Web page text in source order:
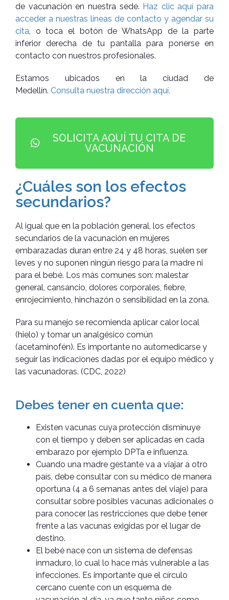
de vacunación en nuestra sede. Haz clic aquí para
acceder a nuestras líneas de contacto y agendar su
cita, o toca el botón de WhatsApp de la parte
inferior derecha de tu pantalla para ponerse en
contacto con nuestros profesionales.
Estamos ubicados en la ciudad de
Medellín. Consulta nuestra dirección aquí.
SOLICITA AQUÍ TU CITA DE
VACUNACIÓN
¿Cuáles son los efectos
secundarios?
Al igual que en la población general, los efectos
secundarios de la vacunación en mujeres
embarazadas duran entre 24 y 48 horas, suelen ser
leves y no suponen ningún riesgo para la madre ni
para el bebé. Los más comunes son: malestar
general, cansancio, dolores corporales, fiebre,
enrojecimiento, hinchazón o sensibilidad en la zona.
Para su manejo se recomienda aplicar calor local
(hielo) y tomar un analgésico común
(acetaminofén). Es importante no automedicarse y
seguir las indicaciones dadas por el equipo médico y
las vacunadoras. (CDC, 2022)
Debes tener en cuenta que:
Existen vacunas cuya protección disminuye
con el tiempo y deben ser aplicadas en cada
embarazo por ejemplo DPTa e influenza.
Cuando una madre gestante va a viajar a otro
país, debe consultar con su médico de manera
oportuna (4 a 6 semanas antes del viaje) para
consultar sobre posibles vacunas adicionales o
para conocer las restricciones que debe tener
frente a las vacunas exigidas por el lugar de
destino.
El bebé nace con un sistema de defensas
inmaduro, lo cual lo hace más vulnerable a las
infecciones. Es importante que el círculo
cercano cuente con un esquema de